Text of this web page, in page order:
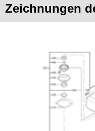
Zeichnungen